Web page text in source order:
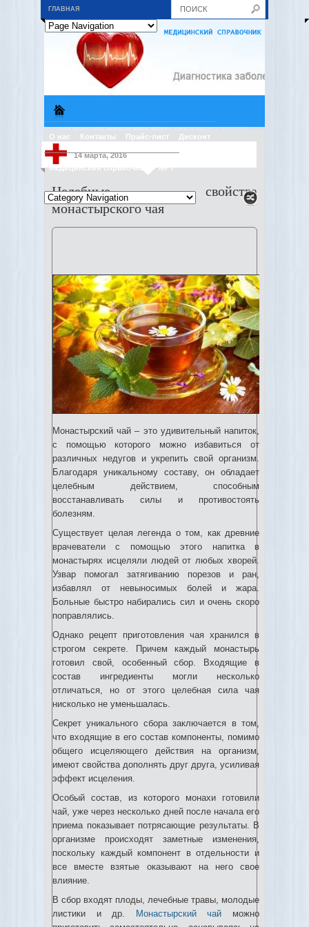
ГЛАВНАЯ
О нас Контакты Прайс-лист Дисконт
Медицинский справочник МРТ
14 марта, 2016
Целебные свойства
монастырского чая
Монастырский чай – это удивительный напиток,
с помощью которого можно избавиться от
различных недугов и укрепить свой организм.
Благодаря уникальному составу, он обладает
целебным действием, способным
восстанавливать силы и противостоять
болезням.
Существует целая легенда о том, как древние
врачеватели с помощью этого напитка в
монастырях исцеляли людей от любых хворей.
Узвар помогал затягиванию порезов и ран,
избавлял от невыносимых болей и жара.
Больные быстро набирались сил и очень скоро
поправлялись.
Однако рецепт приготовления чая хранился в
строгом секрете. Причем каждый монастырь
готовил свой, особенный сбор. Входящие в
состав ингредиенты могли несколько
отличаться, но от этого целебная сила чая
нисколько не уменьшалась.
Секрет уникального сбора заключается в том,
что входящие в его состав компоненты, помимо
общего исцеляющего действия на организм,
имеют свойства дополнять друг друга, усиливая
эффект исцеления.
Особый состав, из которого монахи готовили
чай, уже через несколько дней после начала его
приема показывает потрясающие результаты. В
организме происходят заметные изменения,
поскольку каждый компонент в отдельности и
все вместе взятые оказывают на него свое
влияние.
В сбор входят плоды, лечебные травы, молодые
листики и др.
Монастырский чай можно